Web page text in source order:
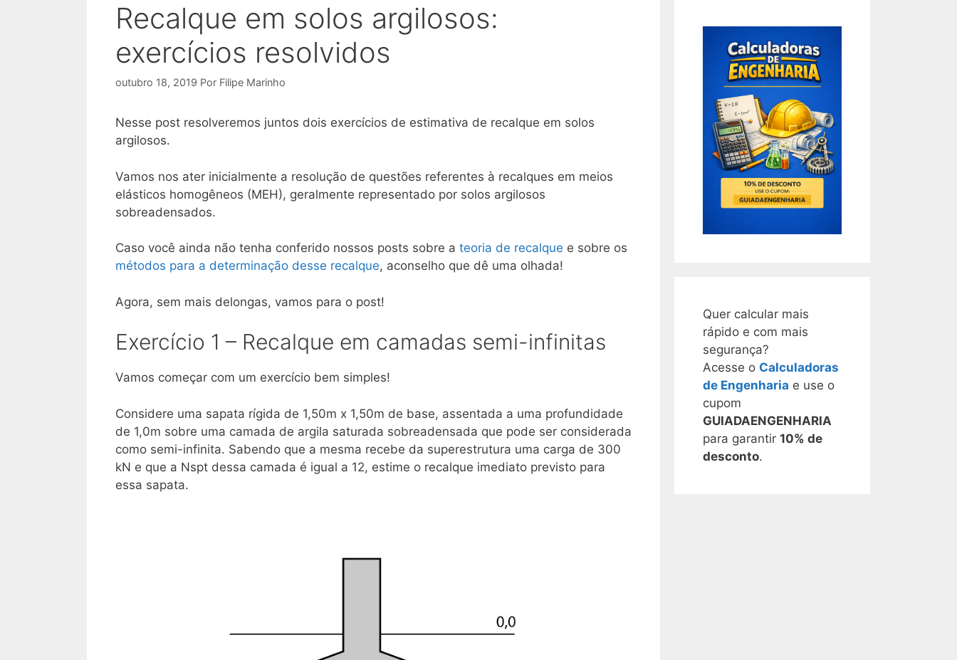
Recalque em solos argilosos:
exercícios resolvidos
outubro 18, 2019 Por Filipe Marinho
Nesse post resolveremos juntos dois exercícios de estimativa de recalque em solos
argilosos.
Vamos nos ater inicialmente a resolução de questões referentes à recalques em meios
elásticos homogêneos (MEH), geralmente representado por solos argilosos
sobreadensados.
Caso você ainda não tenha conferido nossos posts sobre a teoria de recalque e sobre os
métodos para a determinação desse recalque, aconselho que dê uma olhada!
Agora, sem mais delongas, vamos para o post!
Exercício 1 – Recalque em camadas semi-infinitas
Vamos começar com um exercício bem simples!
Considere uma sapata rígida de 1,50m x 1,50m de base, assentada a uma profundidade
de 1,0m sobre uma camada de argila saturada sobreadensada que pode ser considerada
como semi-infinita. Sabendo que a mesma recebe da superestrutura uma carga de 300
kN e que a Nspt dessa camada é igual a 12, estime o recalque imediato previsto para
essa sapata.
Quer calcular mais
rápido e com mais
segurança?
Acesse o Calculadoras
de Engenharia e use o
cupom
GUIADAENGENHARIA
para garantir 10% de
desconto.